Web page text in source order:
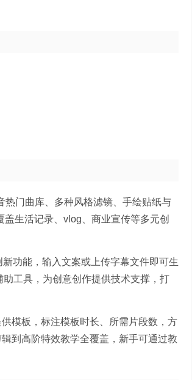
门曲库、多种风格滤镜、手绘贴纸与
生活记录、vlog、商业宣传等多元创
功能，输入文案或上传字幕文件即可生
工具，为创意创作提供技术支撑，打
模板，标注模板时长、所需片段数，方
到高阶特效教学全覆盖，新手可通过教